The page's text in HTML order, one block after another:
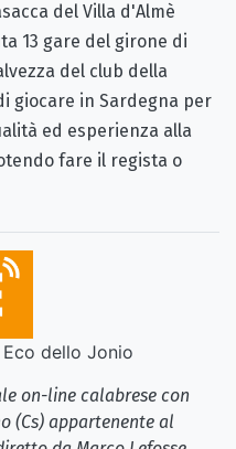
del Villa d'Almè
13 gare del girone di
del club della
giocare in Sardegna per
ed esperienza alla
fare il regista o
Eco dello Jonio
on-line calabrese con
(Cs) appartenente al